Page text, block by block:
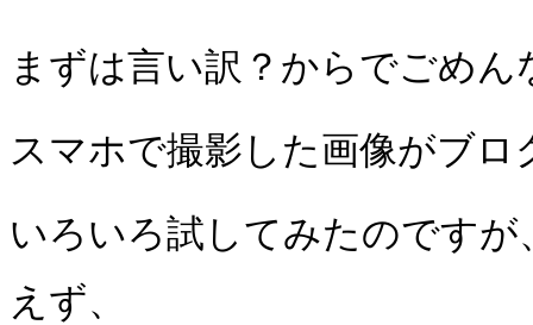
まずは言い訳？からでごめん
スマホで撮影した画像がブ
いろいろ試してみたのです
えず、